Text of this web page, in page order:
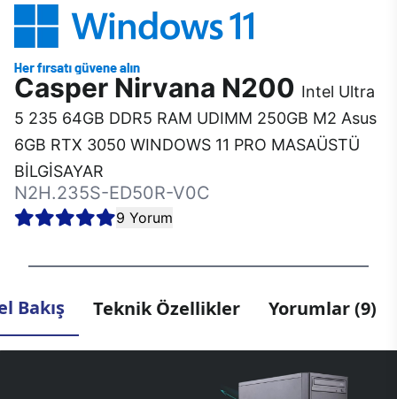
Casper Nirvana N200 Intel Ultra
5 235 64GB DDR5 RAM UDIMM 250GB M2 Asus
6GB RTX 3050 WINDOWS 11 PRO MASAÜSTÜ
BİLGİSAYAR
N2H.235S-ED50R-V0C
9 Yorum
Bakış Teknik Özellikler Yorumlar (9)